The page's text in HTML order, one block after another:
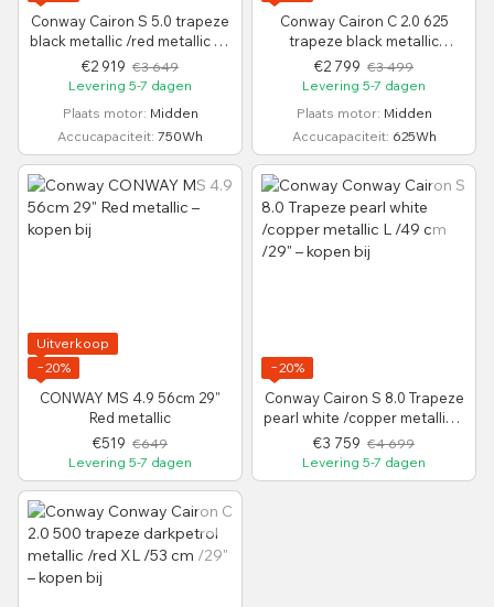
Conway Cairon S 5.0 trapeze
black metallic /red metallic XL
/53 cm /29"
€2 919 €3 649
Levering 5-7 dagen
Plaats motor Midden
Accucapaciteit 750Wh
Conway Cairon C 2.0 625
trapeze black metallic
/turquoise metallic XL /53 cm
/29"
€2 799 €3 499
Levering 5-7 dagen
Plaats motor Midden
Accucapaciteit 625Wh
Uitverkoop
−20%
CONWAY MS 4.9 56cm 29"
Red metallic
€519 €649
Levering 5-7 dagen
−20%
Conway Cairon S 8.0 Trapeze
pearl white /copper metallic L
/49 cm /29"
€3 759 €4 699
Levering 5-7 dagen